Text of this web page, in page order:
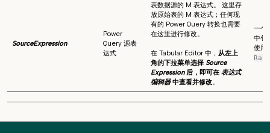
SourceExpression
Power
Query 源表
达式
表数据源的 M 表达式。 这里存
放原始表的 M 表达式；任何现
有的 Power Query 转换也需要
在这里进行修改。
在 Tabular Editor 中， 从左上
角的下拉菜单选择 Source
Expression后，即可在 表达式
编辑器中查看并修改。
一个
中包
使用